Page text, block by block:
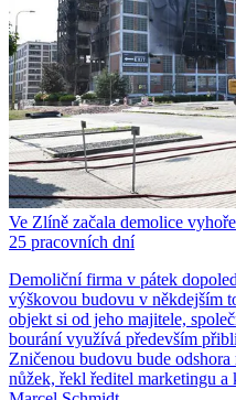
Ve Zlíně začala demolice
25 pracovních dní
Demoliční firma v pátek
výškovou budovu v někdejším
objekt si od jeho majitele,
bourání využívá především
Zničenou budovu bude
nůžek, řekl ředitel marketingu a